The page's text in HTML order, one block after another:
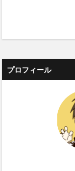
プロフィール